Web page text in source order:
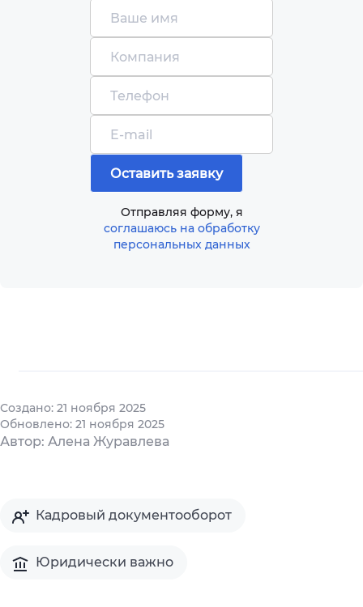
Отправляя форму, я
соглашаюсь на обработку
персональных данных
Создано: 21 ноября 2025
Обновлено: 21 ноября 2025
Автор: Алена Журавлева
Кадровый документооборот
Юридически важно